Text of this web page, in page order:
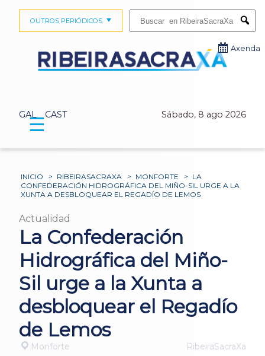
GAL CAST Sábado, 8 ago 2026
OUTROS PERIÓDICOS
Axenda
☰
INICIO > RIBEIRASACRAXA > MONFORTE > LA
CONFEDERACIÓN HIDROGRÁFICA DEL MIÑO-SIL URGE A LA
XUNTA A DESBLOQUEAR EL REGADÍO DE LEMOS
Actualidad
La Confederación
Hidrográfica del Miño-
Sil urge a la Xunta a
desbloquear el Regadío
de Lemos
Monforte RibeiraSacraXa